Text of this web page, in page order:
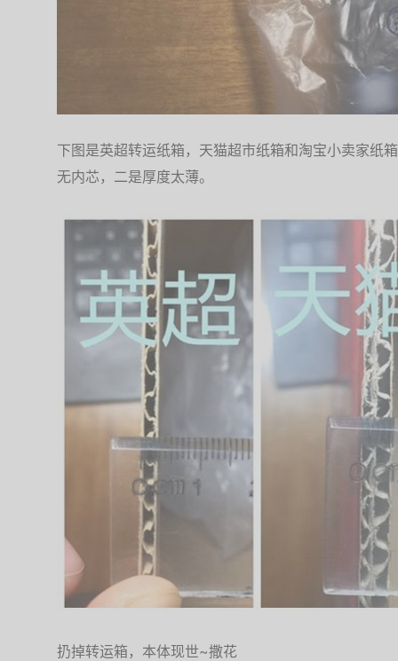
下图是英超转运纸箱，天猫超市纸箱和淘宝小卖家纸
无内芯，二是厚度太薄。
扔掉转运箱，本体现世~撒花